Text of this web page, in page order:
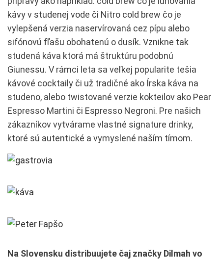
kávy v studenej vode či Nitro cold brew čo je
vylepšená verzia naservírovaná cez pípu alebo
sifónovú fľašu obohatenú o dusík. Vznikne tak
studená káva ktorá má štruktúru podobnú
Giunessu. V rámci leta sa veľkej popularite tešia
kávové cocktaily či už tradičné ako Írska káva na
studeno, alebo twistované verzie kokteilov ako Pear
Espresso Martini či Espresso Negroni. Pre našich
zákazníkov vytvárame vlastné signature drinky,
ktoré sú autentické a vymyslené naším tímom.
Na Slovensku distribuujete čaj značky Dilmah vo